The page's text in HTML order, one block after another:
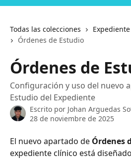
Todas las colecciones
Órdenes de Estudio
Órdenes de
Configuración y uso del nuevo
Estudio del Expediente
Escrito por Johan Arguedas
28 de noviembre de 2025
El nuevo apartado de Órdenes
expediente clínico está